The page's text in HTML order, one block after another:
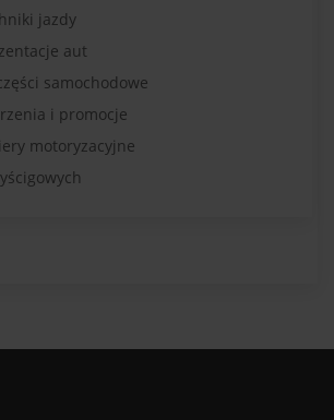
jazdy
aut
samochodowe
i promocje
motoryzacyjne